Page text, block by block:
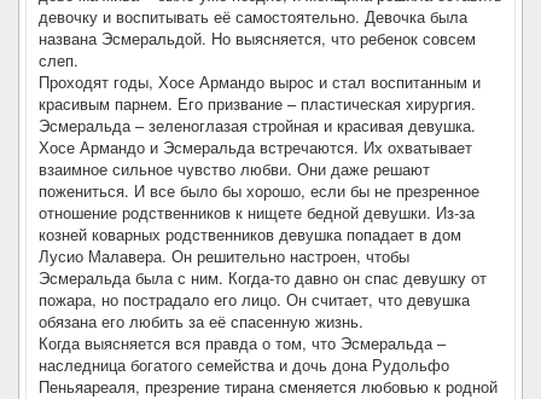
девочку и воспитывать её самостоятельно. Девочка была
названа Эсмеральдой. Но выясняется, что ребенок совсем
слеп.
Проходят годы, Хосе Армандо вырос и стал воспитанным и
красивым парнем. Его призвание – пластическая хирургия.
Эсмеральда – зеленоглазая стройная и красивая девушка.
Хосе Армандо и Эсмеральда встречаются. Их охватывает
взаимное сильное чувство любви. Они даже решают
пожениться. И все было бы хорошо, если бы не презренное
отношение родственников к нищете бедной девушки. Из-за
козней коварных родственников девушка попадает в дом
Лусио Малавера. Он решительно настроен, чтобы
Эсмеральда была с ним. Когда-то давно он спас девушку от
пожара, но пострадало его лицо. Он считает, что девушка
обязана его любить за её спасенную жизнь.
Когда выясняется вся правда о том, что Эсмеральда –
наследница богатого семейства и дочь дона Рудольфо
Пеньяареаля, презрение тирана сменяется любовью к родной